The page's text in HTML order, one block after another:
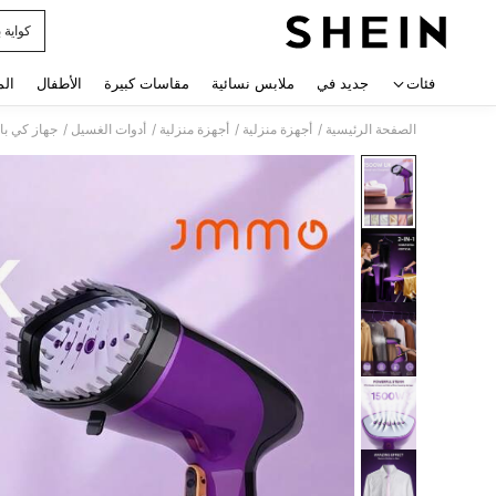
فئات جديد في ملابس نسائية مقاسات كبيرة الأطفال
الصفحة الرئيسية / أجهزة منزلية / أجهزة منزلية / أدوات الغسيل / جهاز كي